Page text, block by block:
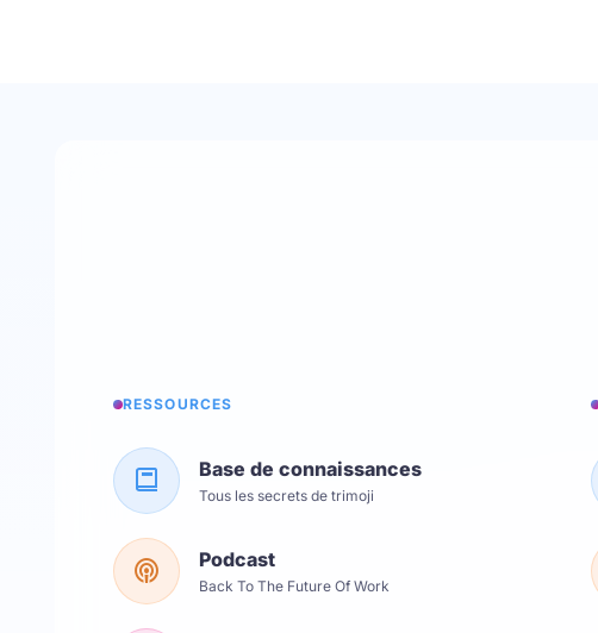
RESSOURCES
Base de connaissances
Tous les secrets de trimoji
Podcast
Back To The Future Of Work